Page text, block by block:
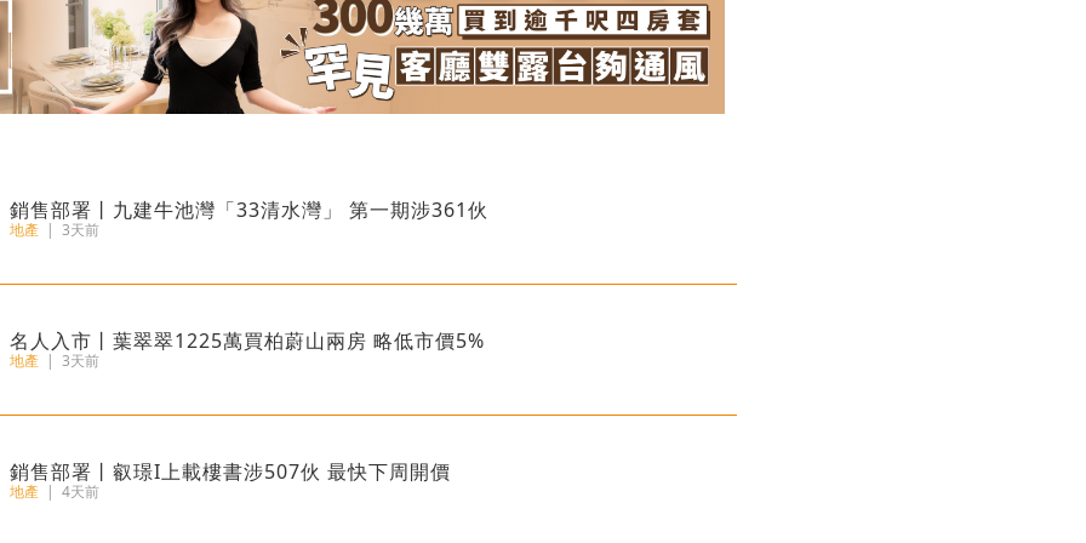
銷售部署丨九建牛池灣「33清水灣」 第一期涉361伙
地產 | 3天前
名人入市丨葉翠翠1225萬買柏蔚山兩房 略低市價5%
地產 | 3天前
銷售部署丨叡璟I上載樓書涉507伙 最快下周開價
地產 | 4天前